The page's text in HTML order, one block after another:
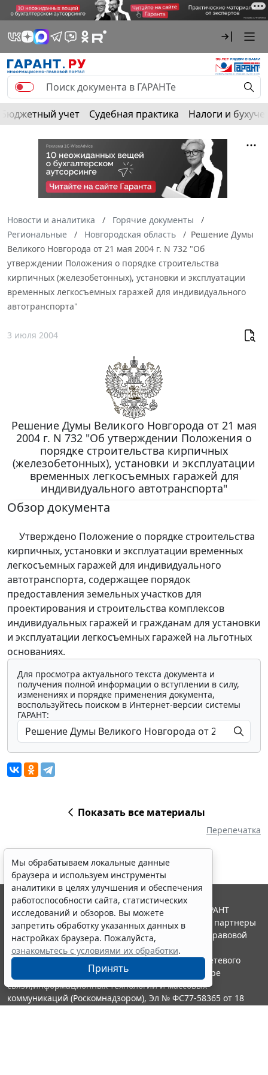
Бюджетный учет Судебная практика Налоги и
Новости и аналитика
Горячие документы
Региональные
Новгородская область
Решение Думы
Великого Новгорода от 21 мая 2004 г. N 732 "Об
утверждении Положения о порядке строительства
кирпичных (железобетонных), установки и эксплуатации
временных легкосъемных гаражей для индивидуального
автотранспорта"
3 июля 2004
Решение Думы Великого Новгорода от 21 мая
2004 г. N 732 "Об утверждении Положения о
порядке строительства кирпичных
(железобетонных), установки и эксплуатации
временных легкосъемных гаражей для
индивидуального автотранспорта"
Обзор документа
Утверждено Положение о порядке строительства
кирпичных, установки и эксплуатации временных
легкосъемных гаражей для индивидуального
автотранспорта, содержащее порядок
предоставления земельных участков для
проектирования и строительства комплексов
индивидуальных гаражей и гражданам для установки
и эксплуатации легкосъемных гаражей на льготных
основаниях.
Для просмотра актуального текста документа и
получения полной информации о вступлении в силу,
изменениях и порядке применения документа,
воспользуйтесь поиском в Интернет-версии системы
ГАРАНТ:
Показать все материалы
Перепечатка
Мы обрабатываем локальные данные
браузера и используем инструменты
аналитики в целях улучшения и обеспечения
работоспособности сайта, статистических
исследований и обзоров. Вы можете
запретить обработку указанных данных в
настройках браузера. Пожалуйста,
ознакомьтесь с условиями их обработки.
Принять
© ООО "НПП "ГАРАНТ-СЕРВИС", 2026. Система ГАРАНТ
выпускается с 1990 года. Компания "Гарант" и ее партнеры
являются участниками Российской ассоциации правовой
информации ГАРАНТ.
Портал ГАРАНТ.РУ зарегистрирован в качестве сетевого
издания Федеральной службой по надзору в сфере
связи,информационных технологий и массовых
коммуникаций (Роскомнадзором), Эл № ФС77-58365 от 18